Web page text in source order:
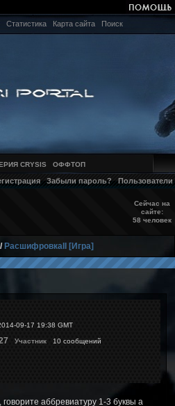
Статистика Карта сайта Поиск
CRYSIS ОФФТОП
Забыли пароль? Пользователи
Сейчас на
сайте:
58 человек
/ РасшифровкаII [Игра]
09-17 19:38 GMT
Участник 10 сообщений
говорите аббревиатуру 1-3 буквы а